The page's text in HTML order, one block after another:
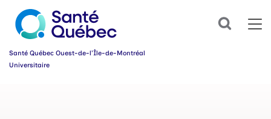
Search
Santé Québec Ouest-de-l’Île-de-Montréal
Universitaire
Abonnez-
vous
dès
à
notre